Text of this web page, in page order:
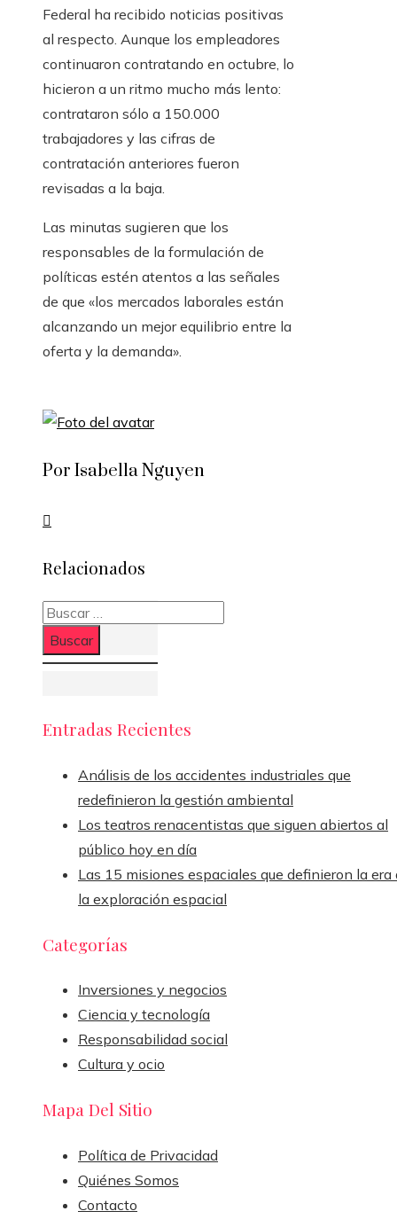
Federal ha recibido noticias positivas
al respecto. Aunque los empleadores
continuaron contratando en octubre, lo
hicieron a un ritmo mucho más lento:
contrataron sólo a 150.000
trabajadores y las cifras de
contratación anteriores fueron
revisadas a la baja.
Las minutas sugieren que los
responsables de la formulación de
políticas estén atentos a las señales
de que «los mercados laborales están
alcanzando un mejor equilibrio entre la
oferta y la demanda».
Por Isabella Nguyen
Relacionados
Buscar:
Entradas Recientes
Análisis de los accidentes industriales que
redefinieron la gestión ambiental
Los teatros renacentistas que siguen abiertos al
público hoy en día
Las 15 misiones espaciales que definieron la era
la exploración espacial
Categorías
Inversiones y negocios
Ciencia y tecnología
Responsabilidad social
Cultura y ocio
Mapa Del Sitio
Política de Privacidad
Quiénes Somos
Contacto